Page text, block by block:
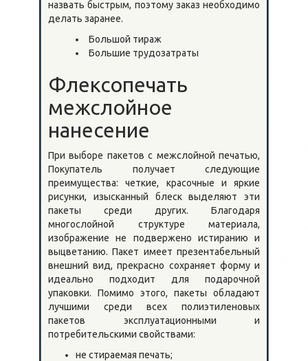
назвать быстрым, поэтому заказ необходимо
делать заранее.
Большой тираж
Большие трудозатраты
Флексопечать
межслойное
нанесение
При выборе пакетов с межслойной печатью,
Покупатель получает следующие
преимущества: четкие, красочные и яркие
рисунки, изысканный блеск выделяют эти
пакеты среди других. Благодаря
многослойной структуре материала,
изображение не подвержено истиранию и
выцветанию. Пакет имеет презентабельный
внешний вид, прекрасно сохраняет форму и
идеально подходит для подарочной
упаковки. Помимо этого, пакеты обладают
лучшими среди всех полиэтиленовых
пакетов эксплуатационными и
потребительскими свойствами:
не стираемая печать;